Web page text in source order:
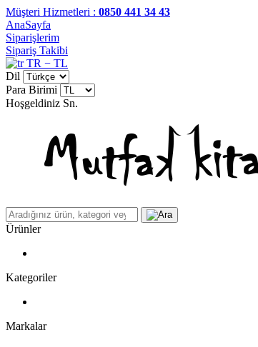
Müşteri Hizmetleri : 0850 441 34 43
AnaSayfa
Siparişlerim
Sipariş Takibi
TR − TL
Dil
Para Birimi
Hoşgeldiniz Sn.
Ürünler
Kategoriler
Markalar